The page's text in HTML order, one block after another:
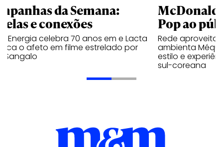
da Semana:
e conexões
Energia celebra 70 anos em e Lacta
o afeto em filme estrelado por
Sangalo
Pop ao
Rede aproveita
ambienta Méqui
estilo e
sul-coreana